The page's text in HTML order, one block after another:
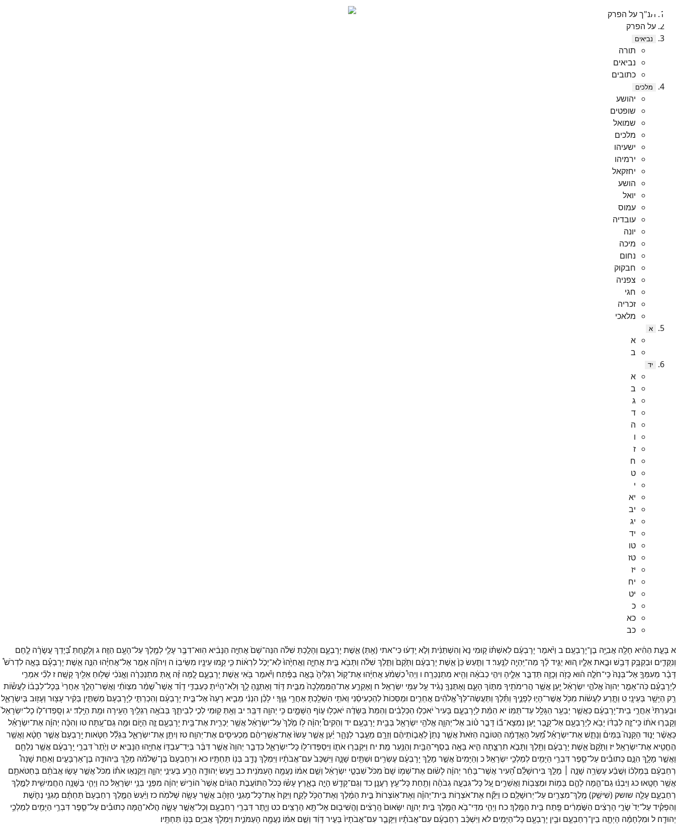
תנ"ך על הפרק
על הפרק
נביאים
תורה
נביאים
כתובים
מלכים
יהושע
שופטים
שמואל
מלכים
ישעיהו
ירמיהו
יחזקאל
הושע
יואל
עמוס
עובדיה
יונה
מיכה
נחום
חבקוק
צפניה
חגי
זכריה
מלאכי
א
א
ב
יד
א
ב
ג
ד
ה
ו
ז
ח
ט
י
יא
יב
יג
יד
טו
טז
יז
יח
יט
כ
כא
כב
א בָּעֵ֣ת הַהִ֔יא חָלָ֖ה אֲבִיָּ֥ה בֶן־יָרָבְעָֽם׃ ב וַיֹּ֨אמֶר יָרָבְעָ֜ם לְאִשְׁתּ֗וֹ ק֤וּמִי נָא֙ וְהִשְׁתַּנִּ֔ית וְלֹ֣א יֵֽדְע֔וּכִּי־אתי (אַ֖תְּ)אֵ֣שֶׁת יָרָבְעָ֑ם וְהָלַ֣כְתְּ שִׁלֹ֗ה הִנֵּה־שָׁם֙אֲחִיָּ֣ה הַנָּבִ֔יא הֽוּא־דִבֶּ֥רעָלַ֛י לְמֶ֖לֶךְעַל־הָעָ֥ם הַזֶּֽה׃ ג וְלָקַ֣חַתְּבְּ֠יָדֵךְעֲשָׂרָ֨ה לֶ֧חֶם
וְנִקֻּדִ֛ים וּבַקְבֻּ֥ק דְּבַ֖שׁ וּבָ֣אתאֵלָ֑יו ה֚וּא יַגִּ֣ידלָ֔ךְ מַה־יִּֽהְיֶ֖ה לַנָּֽעַר׃ד וַתַּ֤עַשׂכֵּן֙אֵ֣שֶׁת יָרָבְעָ֔ם וַתָּ֙קָם֙ וַתֵּ֣לֶךְ שִׁלֹ֔ה וַתָּבֹ֖א בֵּ֣יתאֲחִיָּ֑ה וַאֲחִיָּ֙הוּ֙לֹֽא־יָכֹ֣ללִרְא֔וֹתכִּ֛י קָ֥מוּעֵינָ֖יו מִשֵּׂיבֽוֹ׃ ה וַיהוָ֞ה אָמַ֣ראֶל־אֲחִיָּ֗הוּ הִנֵּ֣ה אֵ֣שֶׁת יָרָבְעָ֡ם בָּאָ֣ה לִדְרֹשׁ֩
דָּבָ֨ר מֵעִמְּךָ֤אֶל־בְּנָהּ֙כִּֽי־חֹלֶ֣ה ה֔וּאכָּזֹ֥ה וְכָזֶ֖ה תְּדַבֵּ֣ראֵלֶ֑יהָ וִיהִ֣י כְבֹאָ֔הּ וְהִ֖יא מִתְנַכֵּרָֽה׃ ו וַיְהִי֩כִשְׁמֹ֨עַאֲחִיָּ֜הוּאֶת־ק֤וֹל רַגְלֶ֙יהָ֙ בָּאָ֣ה בַפֶּ֔תַח וַיֹּ֕אמֶר בֹּ֖אִי אֵ֣שֶׁת יָרָבְעָ֑ם לָ֣מָּה זֶּ֗ה אַ֚תְּ מִתְנַכֵּרָ֔ה וְאָ֣נֹכִ֔י שָׁל֥וּחַ אֵלַ֖יִךְקָשָֽׁה׃ זלְכִ֞י אִמְרִ֣י
לְיָרָבְעָ֗ם כֹּֽה־אָמַ֤ר יְהוָה֙אֱלֹהֵ֣י יִשְׂרָאֵ֔ל יַ֛עַן אֲשֶׁ֥ר הֲרִימֹתִ֖יךָ מִתּ֣וֹךְ הָעָ֑ם וָאֶתֶּנְךָ֣ נָגִ֔ידעַ֖לעַמִּ֥י יִשְׂרָאֵֽל׃ ח וָאֶקְרַ֤עאֶת־הַמַּמְלָכָה֙ מִבֵּ֣יתדָּוִ֔ד וָאֶתְּנֶ֖הָ לָ֑ךְ וְלֹֽא־הָיִ֜יתָכְּעַבְדִּ֣י דָוִ֗דאֲשֶׁר֩ שָׁמַ֨ר מִצְוֺתַ֜י וַאֲשֶׁר־הָלַ֤ךְאַחֲרַי֙ בְּכָל־לְבָב֔וֹ לַעֲשׂ֕וֹת
רַ֖ק הַיָּשָׁ֥ר בְּעֵינָֽי׃ ט וַתָּ֣רַעלַעֲשׂ֔וֹת מִכֹּ֖לאֲשֶׁר־הָי֣וּלְפָנֶ֑יךָ וַתֵּ֡לֶךְ וַתַּעֲשֶׂה־לְּךָ֩אֱלֹהִ֨ים אֲחֵרִ֤ים וּמַסֵּכוֹת֙לְהַכְעִיסֵ֔נִי וְאֹתִ֥י הִשְׁלַ֖כְתָּאַחֲרֵ֥י גַוֶּֽךָ׃ י לָכֵ֗ן הִנְנִ֨י מֵבִ֤יא רָעָה֙אֶל־בֵּ֣ית יָרָבְעָ֔ם וְהִכְרַתִּ֤י לְיָֽרָבְעָם֙ מַשְׁתִּ֣ין בְּקִ֔ירעָצ֥וּר וְעָז֖וּב בְּיִשְׂרָאֵ֑ל
וּבִֽעַרְתִּי֙אַחֲרֵ֣י בֵית־יָרָבְעָ֔ם כַּאֲשֶׁ֛ר יְבַעֵ֥ר הַגָּלָ֖לעַד־תֻּמּֽוֹ׃ יא הַמֵּ֨תלְיָֽרָבְעָ֤ם בָּעִיר֙ יֹאכְל֣וּ הַכְּלָבִ֔ים וְהַמֵּת֙ בַּשָּׂדֶ֔ה יֹאכְל֖וּע֣וֹף הַשָּׁמָ֑יִם כִּ֥י יְהוָ֖ה דִּבֵּֽר׃ יב וְאַ֥תְּק֖וּמִי לְכִ֣י לְבֵיתֵ֑ךְ בְּבֹאָ֥ה רַגְלַ֛יִךְ הָעִ֖ירָה וּמֵ֥ת הַיָּֽלֶד׃ יג וְסָֽפְדוּ־ל֤וֹ כָל־יִשְׂרָאֵל֙
וְקָבְר֣וּאֹת֔וֹ כִּֽי־זֶ֣ה לְבַדּ֔וֹ יָבֹ֥אלְיָרָבְעָ֖ם אֶל־קָ֑בֶר יַ֣עַן נִמְצָא־ב֞וֹ דָּבָ֣רט֗וֹבאֶל־יְהוָ֛ה אֱלֹהֵ֥י יִשְׂרָאֵ֖ל בְּבֵ֥ית יָרָבְעָֽם׃ יד וְהֵקִים֩ יְהוָ֨ה ל֥וֹ מֶ֙לֶךְ֙עַל־יִשְׂרָאֵ֔לאֲשֶׁ֥ר יַכְרִ֛יתאֶת־בֵּ֥ית יָרָבְעָ֖ם זֶ֣ה הַיּ֑וֹם וּמֶ֖ה גַּם־עָֽתָּה׃ טו וְהִכָּ֨ה יְהוָ֜ה אֶת־יִשְׂרָאֵ֗ל
כַּאֲשֶׁ֨ר יָנ֣וּד הַקָּנֶה֮ בַּמַּיִם֒ וְנָתַ֣שׁאֶת־יִשְׂרָאֵ֗למֵ֠עַל הָאֲדָמָ֨ה הַטּוֹבָ֤ה הַזֹּאת֙אֲשֶׁ֤ר נָתַן֙לַאֲב֣וֹתֵיהֶ֔ם וְזֵרָ֖ם מֵעֵ֣בֶרלַנָּהָ֑ר יַ֗עַן אֲשֶׁ֤רעָשׂוּ֙אֶת־אֲשֵׁ֣רֵיהֶ֔ם מַכְעִיסִ֖ים אֶת־יְהוָֽה׃ טז וְיִתֵּ֖ן אֶת־יִשְׂרָאֵ֑ל בִּגְלַ֞ל חַטֹּ֤אות יָֽרָבְעָם֙אֲשֶׁ֣ר חָטָ֔א וַאֲשֶׁ֥ר
הֶחֱטִ֖יאאֶת־יִשְׂרָאֵֽל׃ יז וַתָּ֙קָם֙אֵ֣שֶׁת יָרָבְעָ֔ם וַתֵּ֖לֶךְ וַתָּבֹ֣א תִרְצָ֑תָה הִ֛יא בָּאָ֥ה בְסַף־הַבַּ֖יִת וְהַנַּ֥עַר מֵֽת׃ יח וַיִּקְבְּר֥וּאֹת֛וֹ וַיִּסְפְּדוּ־ל֖וֹ כָּל־יִשְׂרָאֵ֑לכִּדְבַ֤ר יְהוָה֙אֲשֶׁ֣רדִּבֶּ֔ר בְּיַד־עַבְדּ֖וֹ אֲחִיָּ֥הוּ הַנָּבִֽיא׃ יט וְיֶ֙תֶר֙דִּבְרֵ֣י יָֽרָבְעָ֔ם אֲשֶׁ֥ר נִלְחַ֖ם
וַאֲשֶׁ֣ר מָלָ֑ךְ הִנָּ֣ם כְּתוּבִ֗ים עַל־סֵ֛פֶרדִּבְרֵ֥י הַיָּמִ֖ים לְמַלְכֵ֥י יִשְׂרָאֵֽל׃כ וְהַיָּמִים֙אֲשֶׁ֣ר מָלַ֣ךְ יָרָבְעָ֔ם עֶשְׂרִ֥ים וּשְׁתַּ֖יִם שָׁנָ֑ה וַיִּשְׁכַּב֙עִם־אֲבֹתָ֔יו וַיִּמְלֹ֛ךְ נָדָ֥ב בְּנ֖וֹ תַּחְתָּֽיו׃ כא וּרְחַבְעָם֙ בֶּן־שְׁלֹמֹ֔ה מָלַ֖ךְ בִּֽיהוּדָ֑ה בֶּן־אַרְבָּעִ֣ים וְאַחַ֣ת שָׁנָה֩
רְחַבְעָ֨ם בְּמָלְכ֜וֹ וּֽשֲׁבַ֨עעֶשְׂרֵ֥ה שָׁנָ֣ה ׀ מָלַ֣ךְ בִּירוּשָׁלִַ֗ם הָ֠עִיראֲשֶׁר־בָּחַ֨ר יְהוָ֜ה לָשׂ֨וּם אֶת־שְׁמ֥וֹ שָׁם֙ מִכֹּל֙ שִׁבְטֵ֣י יִשְׂרָאֵ֔ל וְשֵׁ֣ם אִמּ֔וֹ נַעֲמָ֖ה הָעַמֹּנִֽית׃כב וַיַּ֧עַשׂ יְהוּדָ֛ה הָרַ֖ע בְּעֵינֵ֣י יְהוָ֑ה וַיְקַנְא֣וּאֹת֗וֹ מִכֹּל֙אֲשֶׁ֣רעָשׂ֣וּאֲבֹתָ֔ם בְּחַטֹּאתָ֖ם
אֲשֶׁ֥ר חָטָֽאוּ׃כג וַיִּבְנ֨וּגַם־הֵ֧מָּה לָהֶ֛ם בָּמ֥וֹת וּמַצֵּב֖וֹת וַאֲשֵׁרִ֑ים עַ֚לכָּל־גִּבְעָ֣ה גְבֹהָ֔ה וְתַ֖חַתכָּל־עֵ֥ץ רַעֲנָֽן׃ כד וְגַם־קָדֵ֖שׁ הָיָ֣ה בָאָ֑רֶץעָשׂ֗וּכְּכֹל֙ הַתּוֹעֲבֹ֣ת הַגּוֹיִ֔ם אֲשֶׁר֙ הוֹרִ֣ישׁ יְהוָ֔ה מִפְּנֵ֖י בְּנֵ֥י יִשְׂרָאֵֽל׃כה וַיְהִ֛י בַּשָּׁנָ֥ה הַחֲמִישִׁ֖יתלַמֶּ֣לֶךְ
רְחַבְעָ֑ם עָלָ֛ה שושק (שִׁישַׁ֥ק) מֶֽלֶךְ־מִצְרַ֖יִם עַל־יְרוּשָׁלִָֽם׃ כו וַיִּקַּ֞ח אֶת־אֹצְר֣וֹת בֵּית־יְהוָ֗ה וְאֶת־אֽוֹצְרוֹת֙ בֵּ֣ית הַמֶּ֔לֶךְ וְאֶת־הַכֹּ֖ללָקָ֑ח וַיִּקַּח֙אֶת־כָּל־מָגִנֵּ֣י הַזָּהָ֔באֲשֶׁ֥רעָשָׂ֖ה שְׁלֹמֹֽה׃ כז וַיַּ֨עַשׂ הַמֶּ֤לֶךְ רְחַבְעָם֙ תַּחְתָּ֔ם מָגִנֵּ֖י נְחֹ֑שֶׁת
וְהִפְקִ֗ידעַל־יַד֙ שָׂרֵ֣י הָרָצִ֔ים הַשֹּׁ֣מְרִ֔ים פֶּ֖תַח בֵּ֥ית הַמֶּֽלֶךְ׃כח וַיְהִ֛י מִדֵּי־בֹ֥א הַמֶּ֖לֶךְ בֵּ֣ית יְהוָ֑ה יִשָּׂאוּם֙ הָֽרָצִ֔ים וֶהֱשִׁיב֖וּם אֶל־תָּ֥א הָרָצִֽים׃ כט וְיֶ֛תֶרדִּבְרֵ֥י רְחַבְעָ֖ם וְכָל־אֲשֶׁ֣רעָשָׂ֑ה הֲלֹא־הֵ֣מָּה כְתוּבִ֗ים עַל־סֵ֛פֶרדִּבְרֵ֥י הַיָּמִ֖ים לְמַלְכֵ֥י
יְהוּדָֽה׃ ל וּמִלְחָמָ֨ה הָיְתָ֧ה בֵין־רְחַבְעָ֛ם וּבֵ֥ין יָרָבְעָ֖ם כָּל־הַיָּמִֽים׃ לא וַיִּשְׁכַּ֨ב רְחַבְעָ֜ם עִם־אֲבֹתָ֗יו וַיִּקָּבֵ֤רעִם־אֲבֹתָיו֙ בְּעִ֣ירדָּוִ֔ד וְשֵׁ֣ם אִמּ֔וֹ נַעֲמָ֖ה הָעַמֹּנִ֑ית וַיִּמְלֹ֛ךְאֲבִיָּ֥ם בְּנ֖וֹ תַּחְתָּֽיו׃